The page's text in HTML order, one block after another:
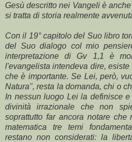
Gesù descritto nei Vangeli è
si tratta di storia realmente
Con il 19° capitolo del Suo libro
del Suo dialogo col mio
interpretazione di Gv 1,1 è
l'evangelista intendeva dire,
che è importante. Se Lei, però,
Natura", resta la domanda, chi o
In nessun luogo Lei la definisce
divinità irrazionale che non
soprattutto far ancora notare
matematica tre temi
restano non considerati: la